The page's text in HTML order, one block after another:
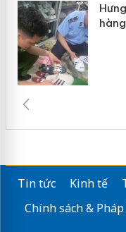
Tin tức Kinh tế
Chính sách &